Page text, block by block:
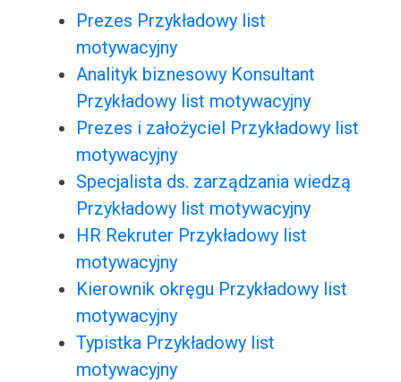
Prezes Przykładowy list
motywacyjny
Analityk biznesowy Konsultant
Przykładowy list motywacyjny
Prezes i założyciel Przykładowy list
motywacyjny
Specjalista ds. zarządzania wiedzą
Przykładowy list motywacyjny
HR Rekruter Przykładowy list
motywacyjny
Kierownik okręgu Przykładowy list
motywacyjny
Typistka Przykładowy list
motywacyjny